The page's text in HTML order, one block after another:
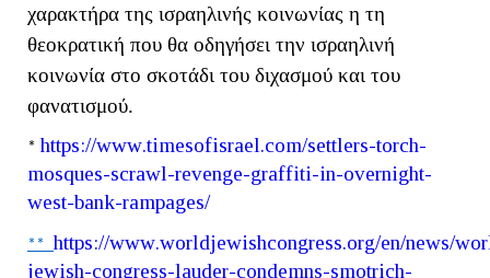
χαρακτήρα της ισραηλινής κοινωνίας η τη
θεοκρατική που θα οδηγήσει την ισραηλινή
κοινωνία στο σκοτάδι του διχασμού και του
φανατισμού.
* https://www.timesofisrael.com/settlers-torch-
mosques-scrawl-revenge-graffiti-in-overnight-
west-bank-rampages/
** https://www.worldjewishcongress.org/en/news/
jewish-congress-lauder-condemns-smotrich-